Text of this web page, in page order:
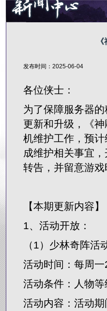
发布时间：2025-06-04
各位侠士：
为了保障服务器
更新和升级，《
机维护工作，预
成维护相关事宜
转告，并留意游
【本期更新内容】
1、活动开放：
（1）少林奇阵活
活动时间：每周
活动条件：人物
活动内容：活动